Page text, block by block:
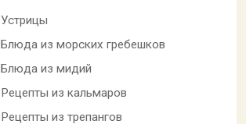
Устрицы
Блюда из морских гребешков
Блюда из мидий
Рецепты из кальмаров
Рецепты из трепангов